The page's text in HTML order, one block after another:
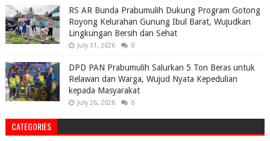
RS AR Bunda Prabumulih Dukung Program Gotong
Royong Kelurahan Gunung Ibul Barat, Wujudkan
Lingkungan Bersih dan Sehat
July 31, 2026 0
DPD PAN Prabumulih Salurkan 5 Ton Beras untuk
Relawan dan Warga, Wujud Nyata Kepedulian
kepada Masyarakat
July 26, 2026 0
CATEGORIES